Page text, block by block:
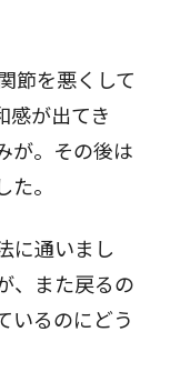
節を悪くして
感が出てき
が。その後は
。
に通いまし
、また戻るの
いるのにどう